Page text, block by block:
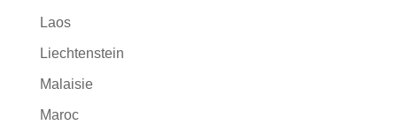
Laos
Liechtenstein
Malaisie
Maroc